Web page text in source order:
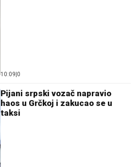
10:09 0
Pijani srpski vozač napravio
haos u Grčkoj i zakucao se u
taksi